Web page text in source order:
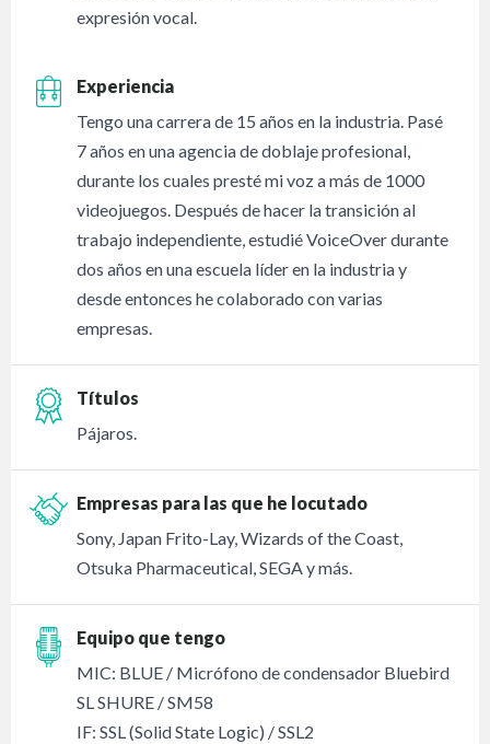
expresión vocal.
Experiencia
Tengo una carrera de 15 años en la industria. Pasé
7 años en una agencia de doblaje profesional,
durante los cuales presté mi voz a más de 1000
videojuegos. Después de hacer la transición al
trabajo independiente, estudié VoiceOver durante
dos años en una escuela líder en la industria y
desde entonces he colaborado con varias
empresas.
Títulos
Pájaros.
Empresas para las que he locutado
Sony, Japan Frito-Lay, Wizards of the Coast,
Otsuka Pharmaceutical, SEGA y más.
Equipo que tengo
MIC: BLUE / Micrófono de condensador Bluebird
SL SHURE / SM58
IF: SSL (Solid State Logic) / SSL2